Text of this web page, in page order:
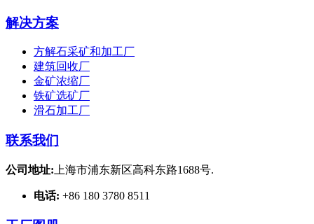
解决方案
方解石采矿和加工厂
建筑回收厂
金矿浓缩厂
铁矿选矿厂
滑石加工厂
联系我们
公司地址: 上海市浦东新区高科东路1688号.
电话: +86 180 3780 8511